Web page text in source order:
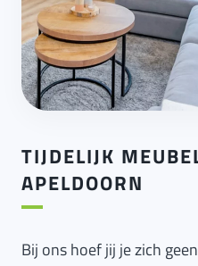
TIJDELIJK
APELDOORN
Bij ons hoef jij je zich